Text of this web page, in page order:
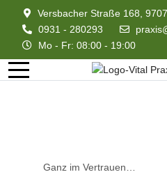
Versbacher Straße 168,
0931 - 280293
Mo - Fr: 08:00 - 19:00
Ganz im Vertrauen…